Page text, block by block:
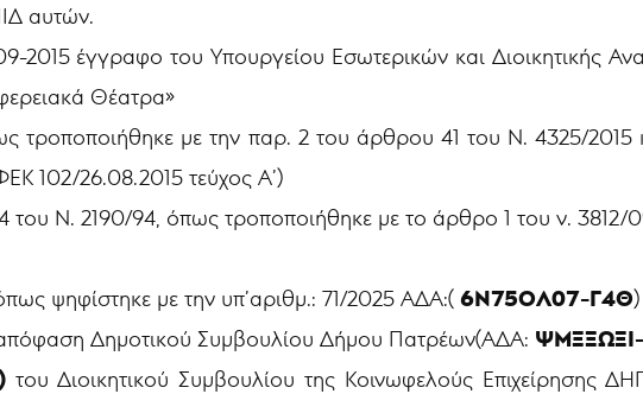
αυτών.
έγγραφο του Υπουργείου Εσωτερικών και Διοικητικής
Θέατρα»
τροποποιήθηκε με την παρ. 2 του άρθρου 41 του Ν. 4325/2015
102/26.08.2015 τεύχος Α’)
του Ν. 2190/94, όπως τροποποιήθηκε με το άρθρο 1 του ν. 3812/
ψηφίστηκε με την υπ’αριθμ.: 71/2025 ΑΔΑ:(6Ν75ΟΛ07-Γ4Θ
απόφαση Δημοτικού Συμβουλίου Δήμου Πατρέων(ΑΔΑ:
του Διοικητικού Συμβουλίου της Κοινωφελούς Επιχείρησης